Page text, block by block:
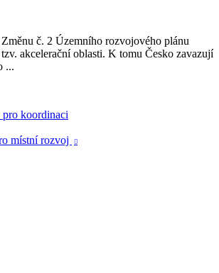
č. 2 Územního rozvojového plánu
akcelerační oblasti. K tomu Česko zavazují
...
koordinaci
místní rozvoj
